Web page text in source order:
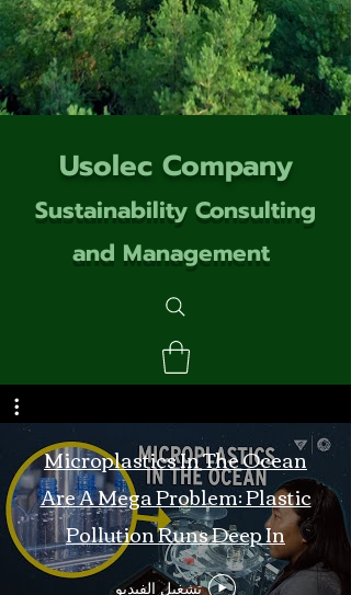
Usolec Company
Sustainability Consulting
and Management
Microplastics In The Ocean
Are A Mega Problem: Plastic
Pollution Runs Deep In
Monterey Bay
تشغيل الفيديو